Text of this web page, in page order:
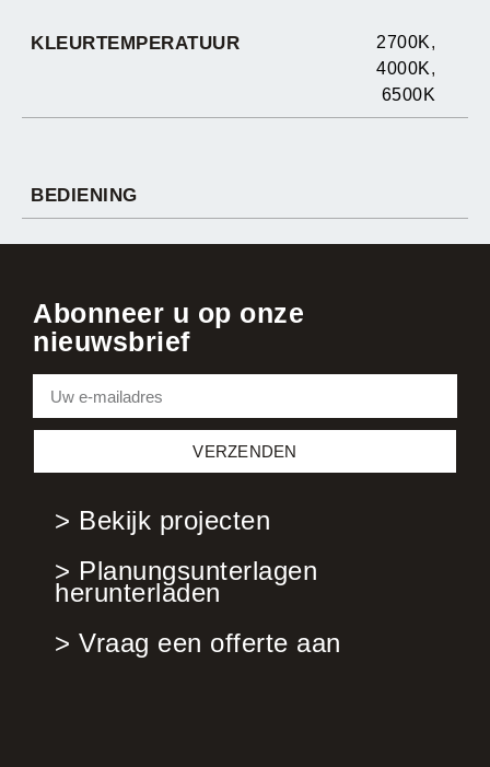
KLEURTEMPERATUUR 2700K,
4000K,
6500K
BEDIENING
Abonneer u op onze
nieuwsbrief
VERZENDEN
> Bekijk projecten
> Planungsunterlagen
herunterladen
> Vraag een offerte aan